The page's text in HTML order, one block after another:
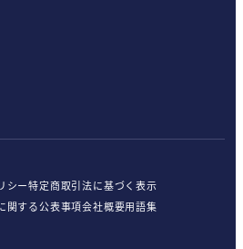
シー特定商取引法に基づく表示
関する公表事項会社概要用語集